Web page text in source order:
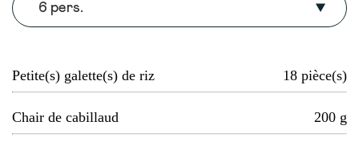
6 pers.
Petite(s) galette(s) de riz 18 pièce(s)
Chair de cabillaud 200 g